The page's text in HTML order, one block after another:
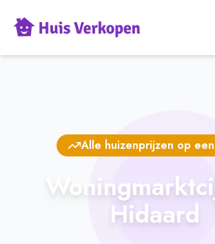
Alle huizenprijzen op
Hidaard